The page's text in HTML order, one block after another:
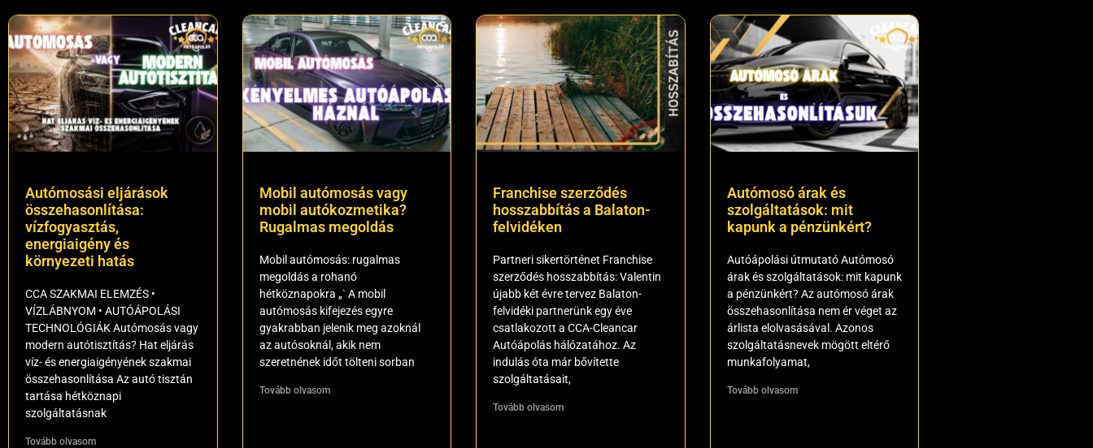
Autómosási eljárások
összehasonlítása:
vízfogyasztás,
energiaigény és
környezeti hatás
CCA SZAKMAI ELEMZÉS •
VÍZLÁBNYOM • AUTÓÁPOLÁSI
TECHNOLÓGIÁK Autómosás vagy
modern autótisztítás? Hat eljárás
víz- és energiaigényének szakmai
összehasonlítása Az autó tisztán
tartása hétköznapi
szolgáltatásnak
Tovább olvasom
Mobil autómosás vagy
mobil autókozmetika?
Rugalmas megoldás
Mobil autómosás: rugalmas
megoldás a rohanó
hétköznapokra „` A mobil
autómosás kifejezés egyre
gyakrabban jelenik meg azoknál
az autósoknál, akik nem
szeretnének időt tölteni sorban
Tovább olvasom
Franchise szerződés
hosszabbítás a Balaton-
felvidéken
Partneri sikertörténet Franchise
szerződés hosszabbítás: Valentin
újabb két évre tervez Balaton-
felvidéki partnerünk egy éve
csatlakozott a CCA-Cleancar
Autóápolás hálózatához. Az
indulás óta már bővítette
szolgáltatásait,
Tovább olvasom
Autómosó árak és
szolgáltatások: mit
kapunk a pénzünkért?
Autóápolási útmutató Autómosó
árak és szolgáltatások: mit kapunk
a pénzünkért? Az autómosó árak
összehasonlítása nem ér véget az
árlista elolvasásával. Azonos
szolgáltatásnevek mögött eltérő
munkafolyamat,
Tovább olvasom